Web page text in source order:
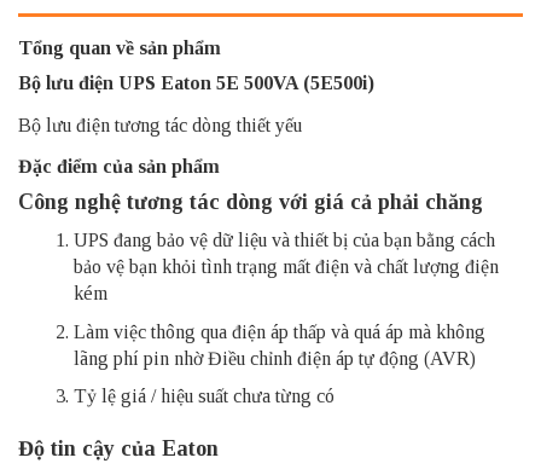
Tổng quan về sản phẩm
Bộ lưu điện UPS Eaton 5E 500VA (5E500i)
Bộ lưu điện tương tác dòng thiết yếu
Đặc điểm của sản phẩm
Công nghệ tương tác dòng với giá cả phải chăng
UPS đang bảo vệ dữ liệu và thiết bị của bạn bằng cách
bảo vệ bạn khỏi tình trạng mất điện và chất lượng điện
kém
Làm việc thông qua điện áp thấp và quá áp mà không
lãng phí pin nhờ Điều chỉnh điện áp tự động (AVR)
Tỷ lệ giá / hiệu suất chưa từng có
Độ tin cậy của Eaton